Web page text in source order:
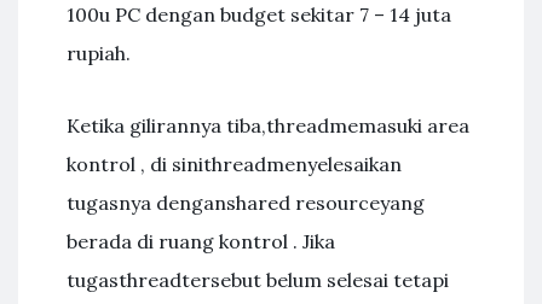
100u PC dengan budget sekitar 7 – 14 juta
rupiah.
Ketika gilirannya tiba,threadmemasuki area
kontrol , di sinithreadmenyelesaikan
tugasnya denganshared resourceyang
berada di ruang kontrol . Jika
tugasthreadtersebut belum selesai tetapi